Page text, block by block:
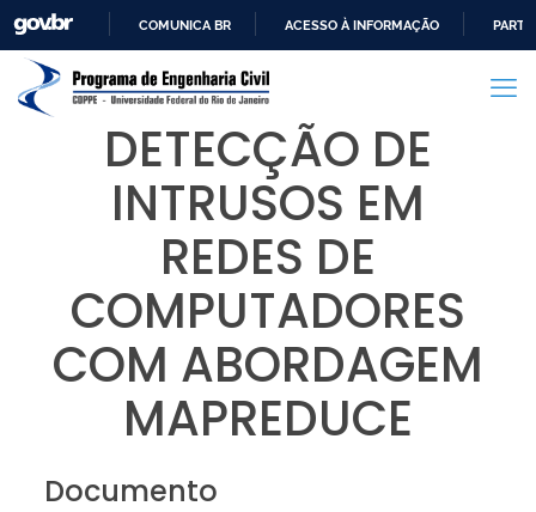
PARA
CONTEÚDO
COMUNICA BR ACESSO À INFORMAÇÃO
DETECÇÃO DE
INTRUSOS EM
REDES DE
COMPUTADORES
COM ABORDAGEM
MAPREDUCE
Documento